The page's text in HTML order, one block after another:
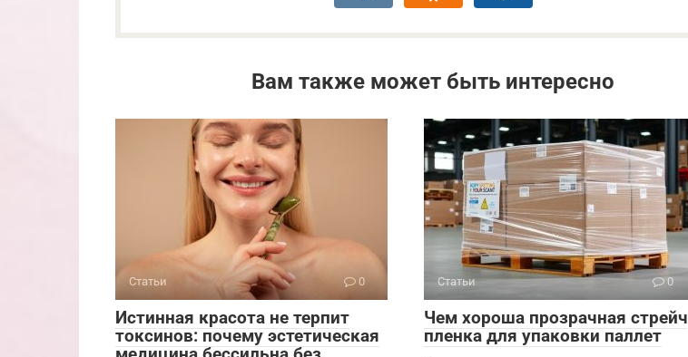
Вам также может быть интересно
Статьи 0
Истинная красота не терпит
токсинов: почему эстетическая
Статьи 0
Чем хороша прозрачная стрейч
пленка для упаковки паллет